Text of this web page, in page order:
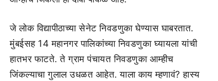
जे लोक विद्यापीठाच्या सेनेट निवडणुका घेण्यास घाबरतात.
मुंबईसह 14 महानगर पालिकांच्या निवडणुका घ्यायला यांची
हातभर फाटते. ते ग्राम पंचायत निवडणुका आम्हीच
जिंकल्याचा गुलाल उधळत आहेत. याला काय म्हणावं? हास्य